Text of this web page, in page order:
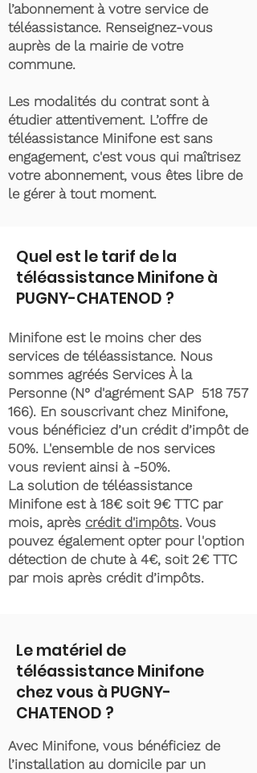
l’abonnement à votre service de
téléassistance. Renseignez-vous
auprès de la mairie de votre
commune.
Les modalités du contrat sont à
étudier attentivement. L’offre de
téléassistance Minifone est sans
engagement, c'est vous qui maîtrisez
votre abonnement, vous êtes libre de
le gérer à tout moment.
Quel est le tarif de la
téléassistance Minifone à
PUGNY-CHATENOD ?
Minifone est le moins cher des
services de téléassistance. Nous
sommes agréés Services À la
Personne (N° d'agrément SAP 518 757
166). En souscrivant chez Minifone,
vous bénéficiez d’un crédit d’impôt de
50%. L'ensemble de nos services
vous revient ainsi à -50%.
La solution de téléassistance
Minifone est à 18€ soit 9€ TTC par
mois, après crédit d'impôts. Vous
pouvez également opter pour l'option
détection de chute à 4€, soit 2€ TTC
par mois après crédit d’impôts.
Le matériel de
téléassistance Minifone
chez vous à PUGNY-
CHATENOD ?
Avec Minifone, vous bénéficiez de
l’installation au domicile par un